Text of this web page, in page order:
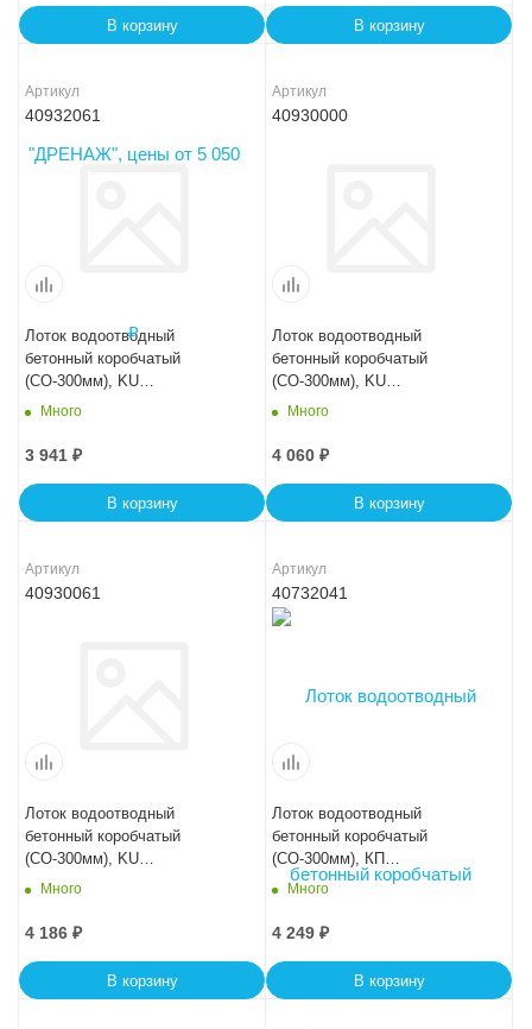
В корзину В корзину
Артикул
40932061
Лоток водоотводный
бетонный коробчатый
(СО-300мм), KU
100.44(30).31,5(25) - BGU, №
Много
3 941 ₽
В корзину
Артикул
40930000
Лоток водоотводный
бетонный коробчатый
(СО-300мм), KU
100.44(30).34(27,5) - BGU, №
Много
4 060 ₽
В корзину
Артикул
40930061
Лоток водоотводный
бетонный коробчатый
(СО-300мм), KU
100.44(30).36,5(30) - BGU, №
Много
4 186 ₽
В корзину
Артикул
40732041
Лоток водоотводный
бетонный коробчатый
(СО-300мм), КП
100.44(30).41(34) - BGF-XL
Много
4 249 ₽
В корзину